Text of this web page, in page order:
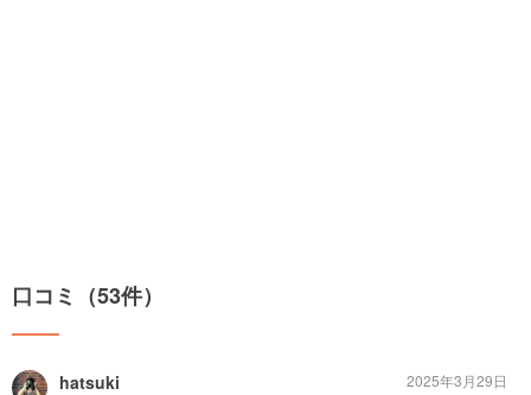
口コミ（53件）
hatsuki
2025年3月29日